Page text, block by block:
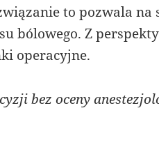
to pozwala
bólowego. Z
operacyjne.
bez oceny